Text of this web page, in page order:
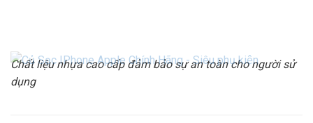
Chất liệu nhựa cao cấp đảm bảo sự an toàn cho người sử
dụng